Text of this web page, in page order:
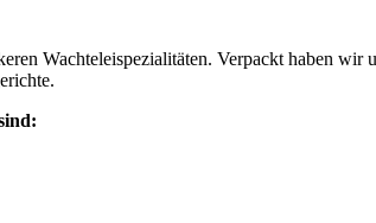
Wachteleispezialitäten. Verpackt haben